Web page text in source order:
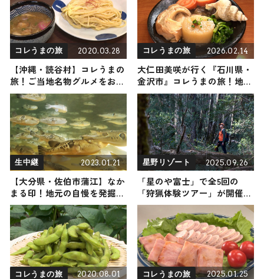
コレうまの旅 2020.03.28
【沖縄・読谷村】コレうまの
旅！ご当地名物グルメをお届
け
コレうまの旅 2026.02.14
大仁田美咲が行く『石川県・
金沢市』コレうまの旅！地元
の人おすすめのご当地名物グ
ルメ4選 2026年2月14日放送
生中継 2023.01.21
【大分県・佐伯市蒲江】なか
まる印！地元の自慢を発掘リ
ポート
星野リゾート 2025.09.26
「星のや富士」で全5回の
「狩猟体験ツアー」が開催！
ジビエディナーや伝統工芸品
の制作体験も
コレうまの旅 2020.08.01 コレうまの旅 2025.01.25